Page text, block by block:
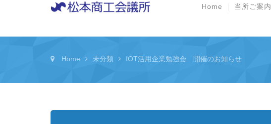
Home 当所ご案内
Home 未分類 IOT活用企業勉強会 開催のお知らせ